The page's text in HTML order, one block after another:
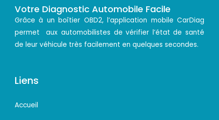
Votre Diagnostic Automobile Facile
Grâce à un boîtier OBD2, l’application mobile CarDiag
permet aux automobilistes de vérifier l’état de santé
de leur véhicule très facilement en quelques secondes.
Liens
Accueil